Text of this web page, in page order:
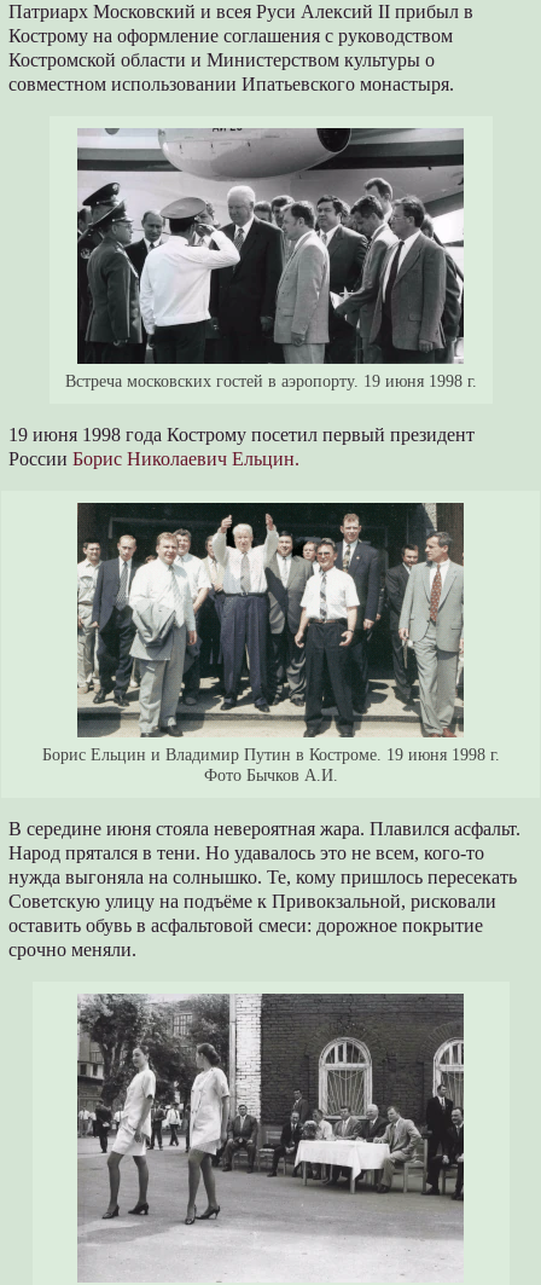
Патриарх Московский и всея Руси Алексий II прибыл в
Кострому на оформление соглашения с руководством
Костромской области и Министерством культуры о
совместном использовании Ипатьевского монастыря.
Встреча московских гостей в аэропорту. 19 июня 1998 г.
19 июня 1998 года Кострому посетил первый президент
РоссииБорис Николаевич Ельцин.
Борис Ельцин и Владимир Путин в Костроме. 19 июня 1998 г.
Фото Бычков А.И.
В середине июня стояла невероятная жара. Плавился асфальт.
Народ прятался в тени. Но удавалось это не всем, кого-то
нужда выгоняла на солнышко. Те, кому пришлось пересекать
Советскую улицу на подъёме к Привокзальной, рисковали
оставить обувь в асфальтовой смеси: дорожное покрытие
срочно меняли.